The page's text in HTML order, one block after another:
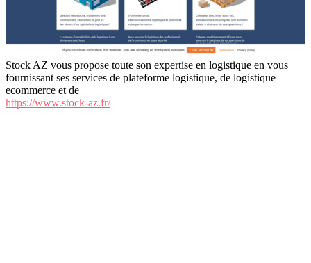
Stock AZ vous propose toute son expertise en logistique en vous
fournissant ses services de plateforme logistique, de logistique
ecommerce et de
https://www.stock-az.fr/